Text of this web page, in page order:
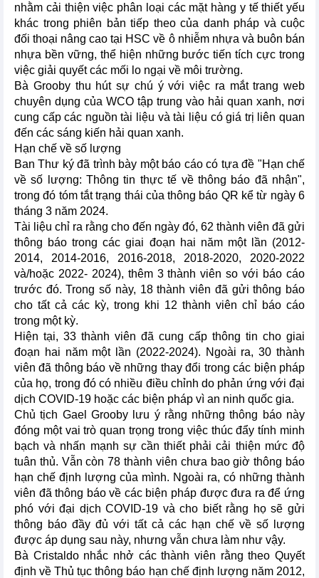
nhằm cải thiện việc phân loại các mặt hàng y tế thiết yếu
khác trong phiên bản tiếp theo của danh pháp và cuộc
đối thoại nâng cao tại HSC về ô nhiễm nhựa và buôn bán
nhựa bền vững, thể hiện những bước tiến tích cực trong
việc giải quyết các mối lo ngại về môi trường.
Bà Grooby thu hút sự chú ý với việc ra mắt trang web
chuyên dụng của WCO tập trung vào hải quan xanh, nơi
cung cấp các nguồn tài liệu và tài liệu có giá trị liên quan
đến các sáng kiến hải quan xanh.
Hạn chế về số lượng
Ban Thư ký đã trình bày một báo cáo có tựa đề "Hạn chế
về số lượng: Thông tin thực tế về thông báo đã nhận",
trong đó tóm tắt trạng thái của thông báo QR kể từ ngày 6
tháng 3 năm 2024.
Tài liệu chỉ ra rằng cho đến ngày đó, 62 thành viên đã gửi
thông báo trong các giai đoạn hai năm một lần (2012-
2014, 2014-2016, 2016-2018, 2018-2020, 2020-2022
và/hoặc 2022- 2024), thêm 3 thành viên so với báo cáo
trước đó. Trong số này, 18 thành viên đã gửi thông báo
cho tất cả các kỳ, trong khi 12 thành viên chỉ báo cáo
trong một kỳ.
Hiện tại, 33 thành viên đã cung cấp thông tin cho giai
đoạn hai năm một lần (2022-2024). Ngoài ra, 30 thành
viên đã thông báo về những thay đổi trong các biện pháp
của họ, trong đó có nhiều điều chỉnh do phản ứng với đại
dịch COVID-19 hoặc các biện pháp vì an ninh quốc gia.
Chủ tịch Gael Grooby lưu ý rằng những thông báo này
đóng một vai trò quan trọng trong việc thúc đẩy tính minh
bạch và nhấn mạnh sự cần thiết phải cải thiện mức độ
tuân thủ. Vẫn còn 78 thành viên chưa bao giờ thông báo
hạn chế định lượng của mình. Ngoài ra, có những thành
viên đã thông báo về các biện pháp được đưa ra để ứng
phó với đại dịch COVID-19 và cho biết rằng họ sẽ gửi
thông báo đầy đủ với tất cả các hạn chế về số lượng
được áp dụng sau này, nhưng vẫn chưa làm như vậy.
Bà Cristaldo nhắc nhở các thành viên rằng theo Quyết
định về Thủ tục thông báo hạn chế định lượng năm 2012,